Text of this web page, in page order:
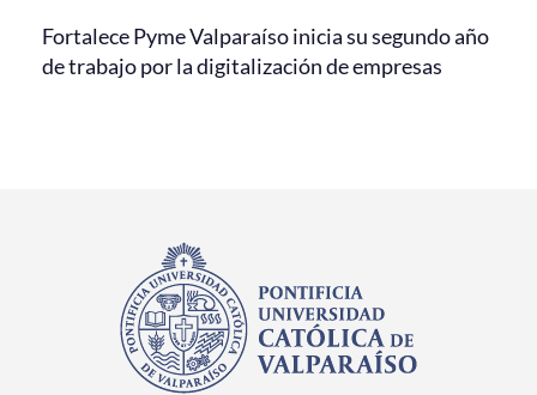
Fortalece Pyme Valparaíso inicia su segundo año
de trabajo por la digitalización de empresas